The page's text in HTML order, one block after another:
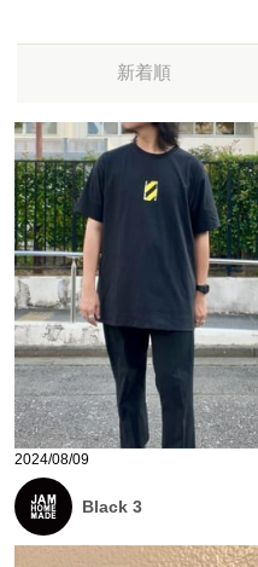
新着順
2024/08/09
Black 3